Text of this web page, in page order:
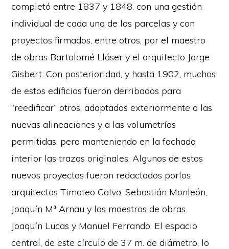
completó entre 1837 y 1848, con una gestión
individual de cada una de las parcelas y con
proyectos firmados, entre otros, por el maestro
de obras Bartolomé Lláser y el arquitecto Jorge
Gisbert. Con posterioridad, y hasta 1902, muchos
de estos edificios fueron derribados para
“reedificar” otros, adaptados exteriormente a las
nuevas alineaciones y a las volumetrías
permitidas, pero manteniendo en la fachada
interior las trazas originales. Algunos de estos
nuevos proyectos fueron redactados porlos
arquitectos Timoteo Calvo, Sebastián Monleón,
Joaquín Mª Arnau y los maestros de obras
Joaquín Lucas y Manuel Ferrando. El espacio
central, de este círculo de 37 m. de diámetro, lo